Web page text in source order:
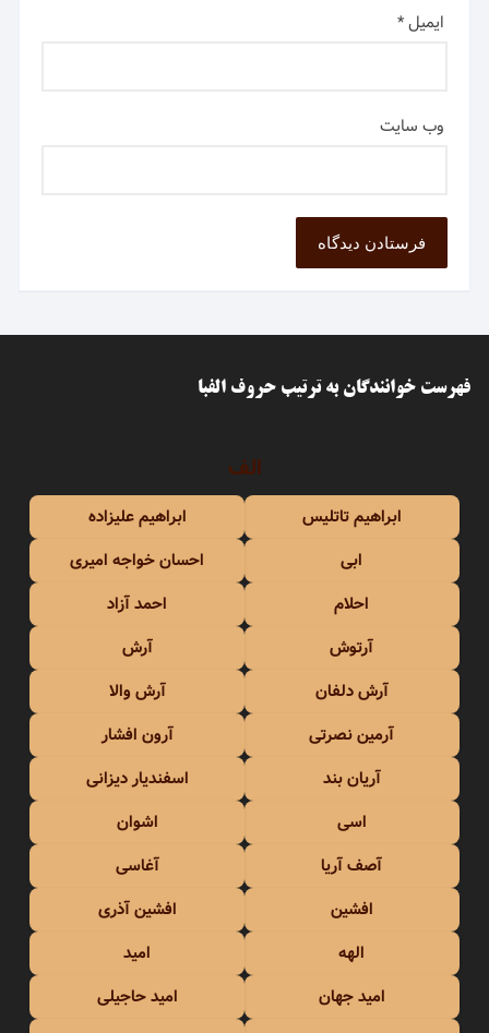
ایمیل*
وب‌ سایت
فهرست خوانندگان به ترتیب حروف الفبا
الف
ابراهیم تاتلیس
ابراهیم علیزاده
ابی
احسان خواجه امیری
احلام
احمد آزاد
آرتوش
آرش
آرش دلفان
آرش والا
آرمین نصرتی
آرون افشار
آریان بند
اسفندیار دیزانی
اسی
اشوان
آصف آریا
آغاسی
افشین
افشین آذری
الهه
امید
امید جهان
امید حاجیلی